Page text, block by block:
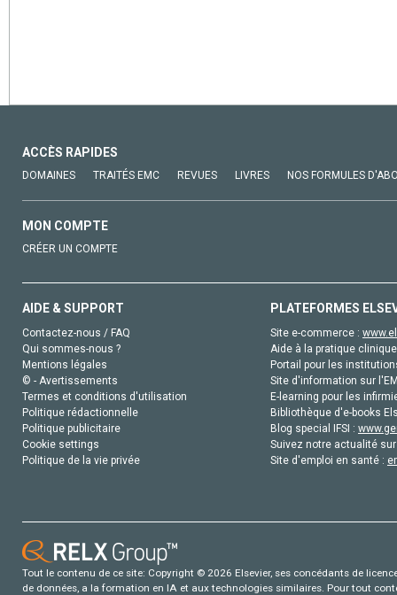
ACCÈS RAPIDES
DOMAINES TRAITÉS EMC REVUES LIVRES NOS FORMULES
MON COMPTE
CRÉER UN COMPTE
AIDE & SUPPORT
Contactez-nous / FAQ
Qui sommes-nous ?
Mentions légales
© - Avertissements
Termes et conditions d'utilisation
Politique rédactionnelle
Politique publicitaire
Cookie settings
Politique de la vie privée
PLATEFORMES
Site e-commerce :
Aide à la pratique
Portail pour les
Site d'information sur
E-learning pour les
Bibliothèque d'e-books
Blog special IFSI :
Suivez notre actualité
Site d'emploi en santé :
Tout le contenu de ce site: Copyright © 2026 Elsevier, ses concédants de
de données, a la formation en IA et aux technologies similaires. Pour tout